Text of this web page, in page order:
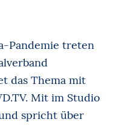
Pandemie treten
das Thema mit
Mit im Studio
spricht über